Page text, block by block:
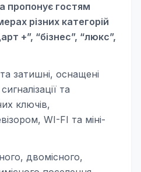
пропонує гостям
різних категорій
+”, “бізнес”, “люкс”,
затишні, оснащені
та
ключів,
WI-FI та міні-
двомісного,